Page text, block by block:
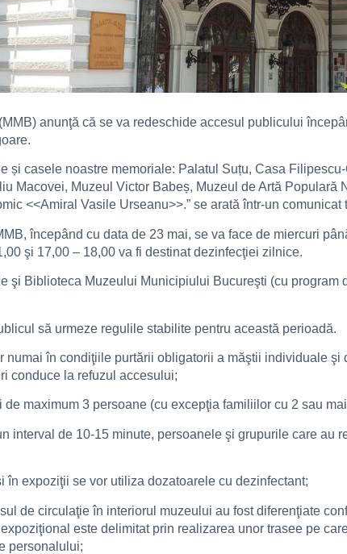
anunţă că se va redeschide accesul publicului
și casele noastre memoriale: Palatul Suțu, Casa
Macovei, Muzeul Victor Babeș, Muzeul de Artă
<<Amiral Vasile Urseanu>>.” se arată într-un
începând cu data de 23 mai, se va face de miercuri
şi 17,00 – 18,00 va fi destinat dezinfecţiei zilnice.
şi Biblioteca Muzeului Municipiului Bucureşti (cu
să urmeze regulile stabilite pentru această perioadă.
numai în condiţiile purtării obligatorii a măştii individuale
conduce la refuzul accesului;
maximum 3 persoane (cu excepţia familiilor cu 2 sau
interval de 10-15 minute, persoanele şi grupurile care au
în expoziţii se vor utiliza dozatoarele cu dezinfectant;
de circulaţie în interiorul muzeului au fost diferenţiate
este delimitat prin realizarea unor trasee pe
personalului;